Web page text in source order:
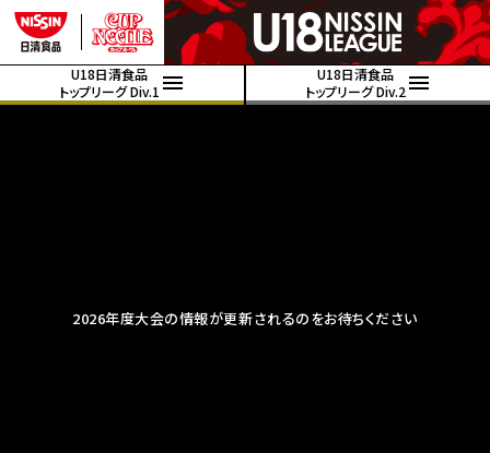
U18日清食品
トップリーグ Div.1
U18日清食品
トップリーグ Div.2
2026年度大会の情報が更新されるのをお待ちください